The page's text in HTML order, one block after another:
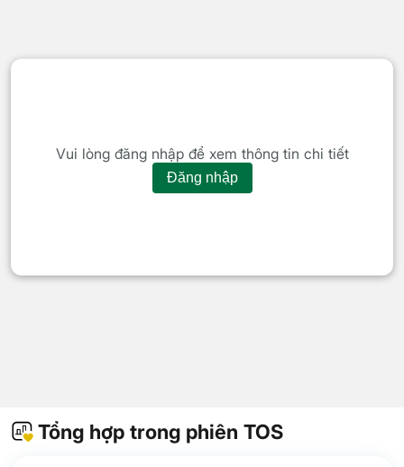
Vui lòng đăng nhập để xem thông tin chi tiết
Đăng nhập
Tổng hợp trong phiên TOS